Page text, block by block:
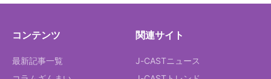
コンテンツ
最新記事一覧
関連サイト
J-CASTニュース